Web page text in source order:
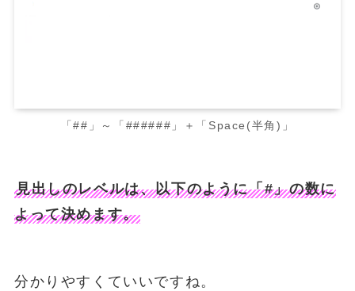
「##」～「######」＋「Space(半角)」
見出しのレベルは、以下のように「#」の数に
よって決めます。
分かりやすくていいですね。